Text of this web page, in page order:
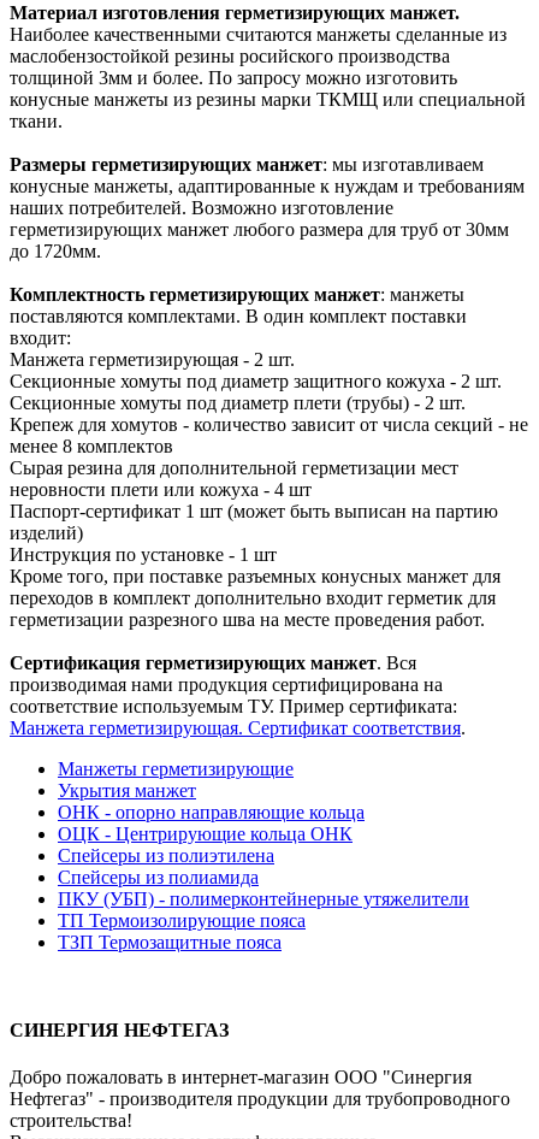
Материал изготовления герметизирующих манжет.
Наиболее качественными считаются манжеты сделанные из
маслобензостойкой резины росийского производства
толщиной 3мм и более. По запросу можно изготовить
конусные манжеты из резины марки ТКМЩ или специальной
ткани.
Размеры герметизирующих манжет: мы изготавливаем
конусные манжеты, адаптированные к нуждам и требованиям
наших потребителей. Возможно изготовление
герметизирующих манжет любого размера для труб от 30мм
до 1720мм.
Комплектность герметизирующих манжет: манжеты
поставляются комплектами. В один комплект поставки
входит:
Манжета герметизирующая - 2 шт.
Секционные хомуты под диаметр защитного кожуха - 2 шт.
Секционные хомуты под диаметр плети (трубы) - 2 шт.
Крепеж для хомутов - количество зависит от числа секций - не
менее 8 комплектов
Сырая резина для дополнительной герметизации мест
неровности плети или кожуха - 4 шт
Паспорт-сертификат 1 шт (может быть выписан на партию
изделий)
Инструкция по установке - 1 шт
Кроме того, при поставке разъемных конусных манжет для
переходов в комплект дополнительно входит герметик для
герметизации разрезного шва на месте проведения работ.
Сертификация герметизирующих манжет. Вся
производимая нами продукция сертифицирована на
соответствие используемым ТУ. Пример сертификата:
Манжета герметизирующая. Сертификат соответствия.
Манжеты герметизирующие
Укрытия манжет
ОНК - опорно направляющие кольца
ОЦК - Центрирующие кольца ОНК
Спейсеры из полиэтилена
Спейсеры из полиамида
ПКУ (УБП) - полимерконтейнерные утяжелители
ТП Термоизолирующие пояса
ТЗП Термозащитные пояса
СИНЕРГИЯ НЕФТЕГАЗ
Добро пожаловать в интернет-магазин ООО "Синергия
Нефтегаз" - производителя продукции для трубопроводного
строительства!